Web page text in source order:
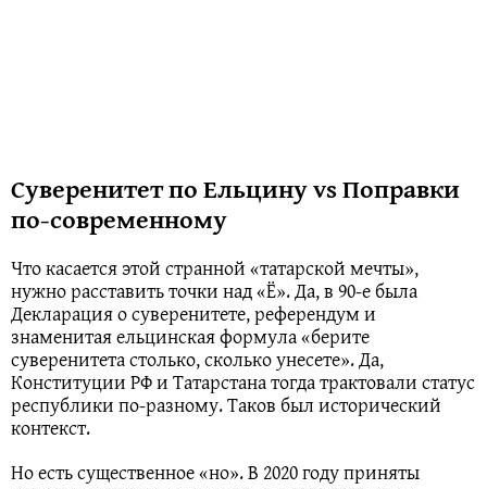
Суверенитет по Ельцину vs Поправки
по-современному
Что касается этой странной «татарской мечты»,
нужно расставить точки над «Ё». Да, в 90-е была
Декларация о суверенитете, референдум и
знаменитая ельцинская формула «берите
суверенитета столько, сколько унесете». Да,
Конституции РФ и Татарстана тогда трактовали статус
республики по-разному. Таков был исторический
контекст.
Но есть существенное «но». В 2020 году приняты